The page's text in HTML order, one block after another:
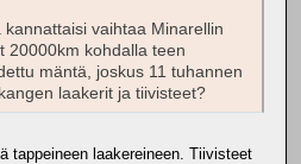
vaihtaa Minarellin
20000km kohdalla teen
mäntä, joskus 11 tuhannen
laakerit ja tiivisteet?
tappeineen laakereineen. Tiivisteet